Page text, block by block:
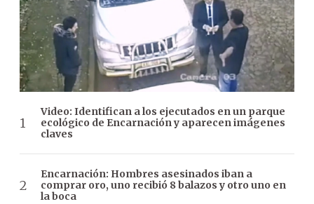
Video: Identifican a los ejecutados en un parque
ecológico de Encarnación y aparecen imágenes
claves
Encarnación: Hombres asesinados iban a
comprar oro, uno recibió 8 balazos y otro uno en
la boca